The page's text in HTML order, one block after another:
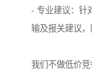
- 专业建议：针
输及报关建议，
我们不做低价